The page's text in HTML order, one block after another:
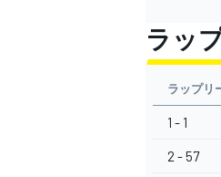
ラッ
ラップリ
1 - 1
2 - 57